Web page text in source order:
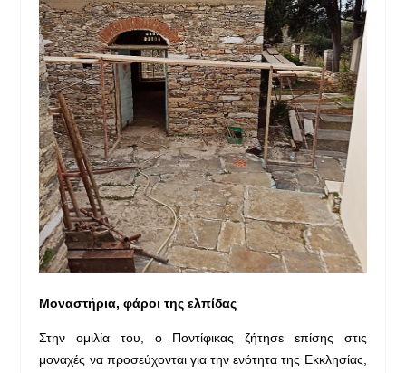
Μοναστήρια, φάροι της ελπίδας
Στην ομιλία του, ο Ποντίφικας ζήτησε επίσης στις
μοναχές να προσεύχονται για την ενότητα της Εκκλησίας,